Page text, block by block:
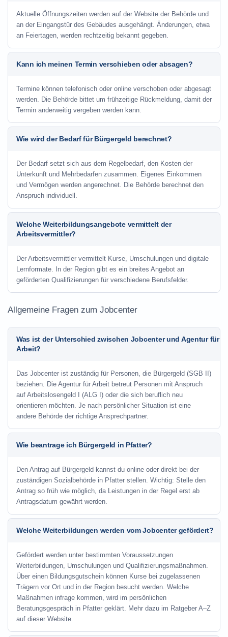
Aktuelle Öffnungszeiten werden auf der Website der Behörde und
an der Eingangstür des Gebäudes ausgehängt. Änderungen, etwa
an Feiertagen, werden rechtzeitig bekannt gegeben.
Kann ich meinen Termin verschieben oder absagen?
Termine können telefonisch oder online verschoben oder abgesagt
werden. Die Behörde bittet um frühzeitige Rückmeldung, damit der
Termin anderweitig vergeben werden kann.
Wie wird der Bedarf für Bürgergeld berechnet?
Der Bedarf setzt sich aus dem Regelbedarf, den Kosten der
Unterkunft und Mehrbedarfen zusammen. Eigenes Einkommen
und Vermögen werden angerechnet. Die Behörde berechnet den
Anspruch individuell.
Welche Weiterbildungsangebote vermittelt der
Arbeitsvermittler?
Der Arbeitsvermittler vermittelt Kurse, Umschulungen und digitale
Lernformate. In der Region gibt es ein breites Angebot an
geförderten Qualifizierungen für verschiedene Berufsfelder.
Allgemeine Fragen zum Jobcenter
Was ist der Unterschied zwischen Jobcenter und Agentur für
Arbeit?
Das Jobcenter ist zuständig für Personen, die Bürgergeld (SGB II)
beziehen. Die Agentur für Arbeit betreut Personen mit Anspruch
auf Arbeitslosengeld I (ALG I) oder die sich beruflich neu
orientieren möchten. Je nach persönlicher Situation ist eine
andere Behörde der richtige Ansprechpartner.
Wie beantrage ich Bürgergeld in Pfatter?
Den Antrag auf Bürgergeld kannst du online oder direkt bei der
zuständigen Sozialbehörde in Pfatter stellen. Wichtig: Stelle den
Antrag so früh wie möglich, da Leistungen in der Regel erst ab
Antragsdatum gewährt werden.
Welche Weiterbildungen werden vom Jobcenter gefördert?
Gefördert werden unter bestimmten Voraussetzungen
Weiterbildungen, Umschulungen und Qualifizierungsmaßnahmen.
Über einen Bildungsgutschein können Kurse bei zugelassenen
Trägern vor Ort und in der Region besucht werden. Welche
Maßnahmen infrage kommen, wird im persönlichen
Beratungsgespräch in Pfatter geklärt. Mehr dazu im Ratgeber A–Z
auf dieser Website.